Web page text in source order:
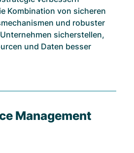
Kombination von sicheren
und robuster
sicherstellen,
und Daten besser
Management